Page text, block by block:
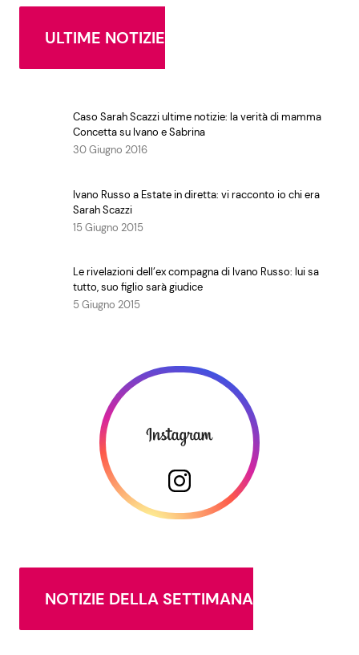
ULTIME NOTIZIE
Caso Sarah Scazzi ultime notizie: la verità di mamma
Concetta su Ivano e Sabrina
30 Giugno 2016
Ivano Russo a Estate in diretta: vi racconto io chi era
Sarah Scazzi
15 Giugno 2015
Le rivelazioni dell’ex compagna di Ivano Russo: lui sa
tutto, suo figlio sarà giudice
5 Giugno 2015
NOTIZIE DELLA SETTIMANA